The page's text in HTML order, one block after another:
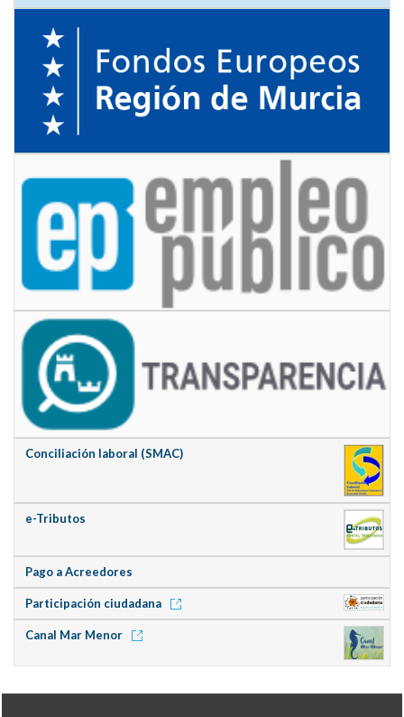
Conciliación laboral (SMAC)
e-Tributos
Pago a Acreedores
Participación ciudadana
Canal Mar Menor